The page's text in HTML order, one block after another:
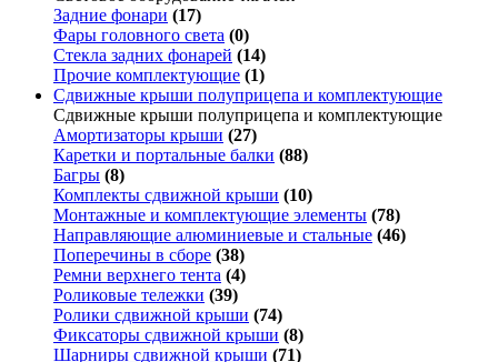
Задние фонари (17)
Фары головного света (0)
Стекла задних фонарей (14)
Прочие комплектующие (1)
Сдвижные крыши полуприцепа и комплектующие
Сдвижные крыши полуприцепа и комплектующие
Амортизаторы крыши (27)
Каретки и портальные балки (88)
Багры (8)
Комплекты сдвижной крыши (10)
Монтажные и комплектующие элементы (78)
Направляющие алюминиевые и стальные (46)
Поперечины в сборе (38)
Ремни верхнего тента (4)
Роликовые тележки (39)
Ролики сдвижной крыши (74)
Фиксаторы сдвижной крыши (8)
Шарниры сдвижной крыши (71)